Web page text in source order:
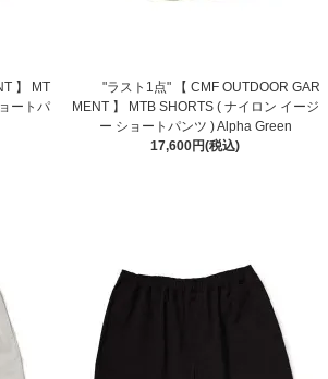
】 MT
ートパ
"ラスト1点" 【 CMF OUTDOOR GAR
MENT 】 MTB SHORTS ( ナイロン イージ
ー ショートパンツ ) Alpha Green
17,600円(税込)